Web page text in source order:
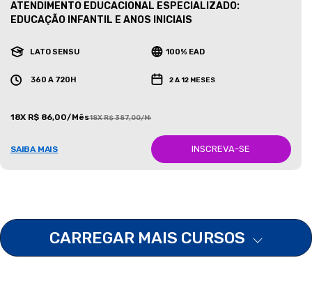
ATENDIMENTO EDUCACIONAL ESPECIALIZADO:
EDUCAÇÃO INFANTIL E ANOS INICIAIS
LATO SENSU 100% EAD
360 A 720H 2 A 12 MESES
18X R$ 86,00/Mês18X R$ 387,00/Mês
SAIBA MAIS INSCREVA-SE
CARREGAR MAIS CURSOS